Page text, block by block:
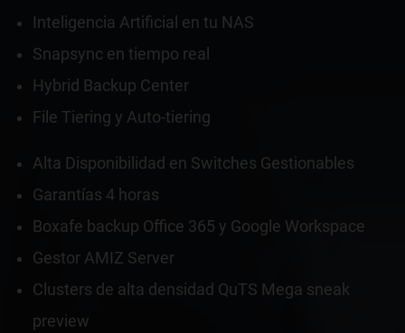
Inteligencia Artificial en tu NAS
Snapsync en tiempo real
Hybrid Backup Center
File Tiering y Auto-tiering
Alta Disponibilidad en Switches Gestionables
Garantías 4 horas
Boxafe backup Office 365 y Google Workspace
Gestor AMIZ Server
Clusters de alta densidad QuTS Mega sneak
preview